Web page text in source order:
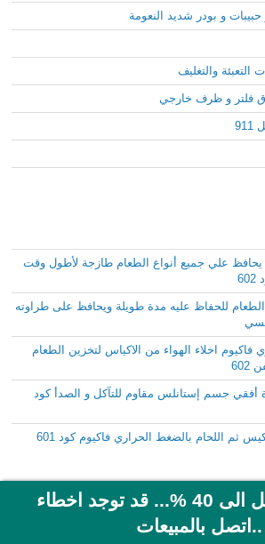
والتغليف
فلتر و ظرف خارجي
يحافظ علي جميع أنواع الطعام طازجة لأطول وقت
للحفاظ عليه مدة طويلة ويحافظ على طراوته
فاكيوم اخلاء الهواء من الاكياس لتخزين الطعام
أفقي جسم إستانلس مقاوم للتآكل و الصدأ كود
مكينة لتفريغ الهواء من الكيس ثم اللحام بالضغط الحراري فاكيوم كود 601
خصومات تصل الى 40 %... قد توجد اخطاء
..اتصل بالمبيعات